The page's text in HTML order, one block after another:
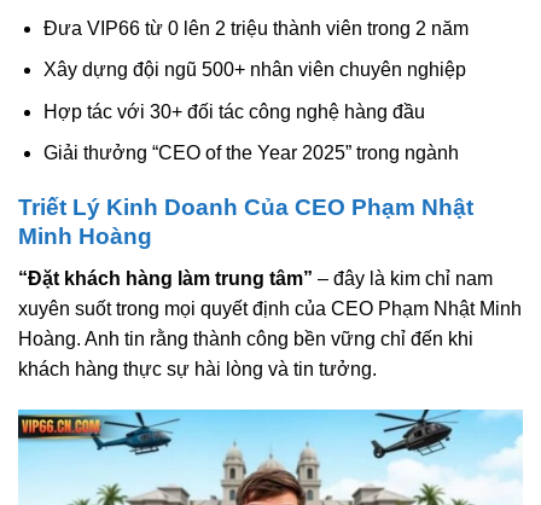
Đưa VIP66 từ 0 lên 2 triệu thành viên trong 2 năm
Xây dựng đội ngũ 500+ nhân viên chuyên nghiệp
Hợp tác với 30+ đối tác công nghệ hàng đầu
Giải thưởng “CEO of the Year 2025” trong ngành
Triết Lý Kinh Doanh Của CEO Phạm Nhật
Minh Hoàng
“Đặt khách hàng làm trung tâm” – đây là kim chỉ nam
xuyên suốt trong mọi quyết định của CEO Phạm Nhật Minh
Hoàng. Anh tin rằng thành công bền vững chỉ đến khi
khách hàng thực sự hài lòng và tin tưởng.